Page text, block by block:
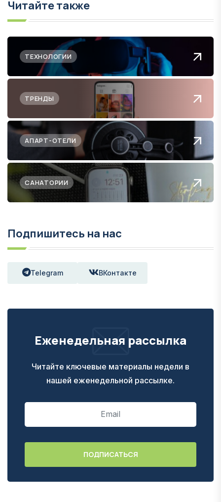
Читайте также
ТЕХНОЛОГИИ
ТРЕНДЫ
АПАРТ-ОТЕЛИ
САНАТОРИИ
Подпишитесь на нас
Telegram ВКонтакте
Еженедельная рассылка
Читайте ключевые материалы недели в
нашей еженедельной рассылке.